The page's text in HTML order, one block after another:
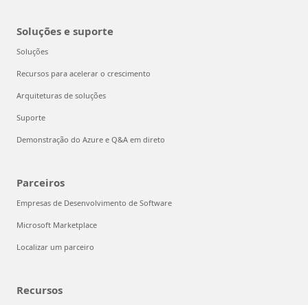
Soluções e suporte
Soluções
Recursos para acelerar o crescimento
Arquiteturas de soluções
Suporte
Demonstração do Azure e Q&A em direto
Parceiros
Empresas de Desenvolvimento de Software
Microsoft Marketplace
Localizar um parceiro
Recursos